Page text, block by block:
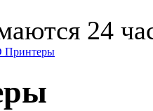
24
Принтеры